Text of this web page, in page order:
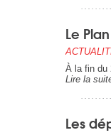
Le
À la fin du
Lire la
Les